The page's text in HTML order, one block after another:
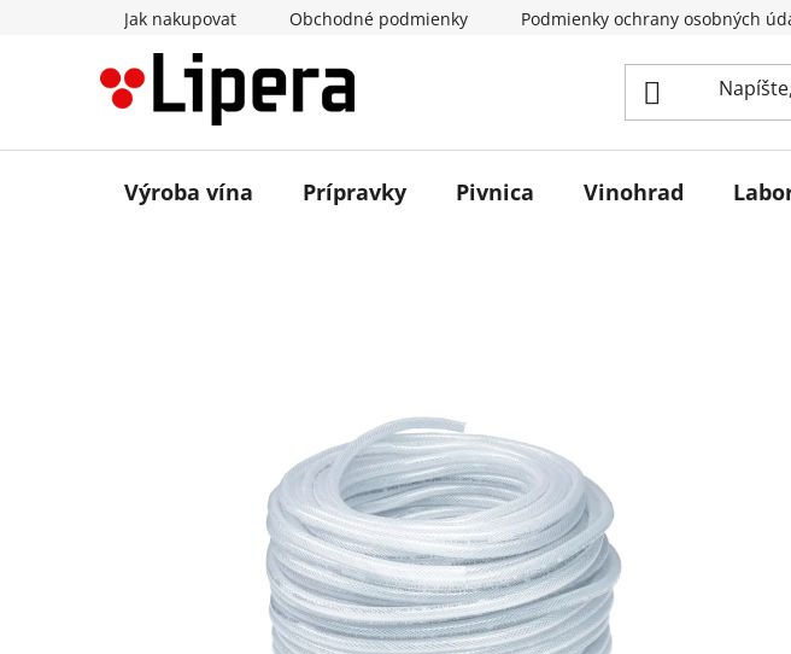
Jak nakupovat Obchodné podmienky Podmienky ochrany osobných
Výroba vína Prípravky Pivnica Vinohrad